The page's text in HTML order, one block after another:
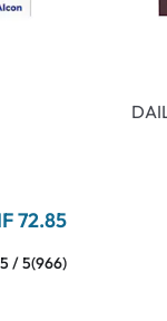
72.85
/ 5(966)